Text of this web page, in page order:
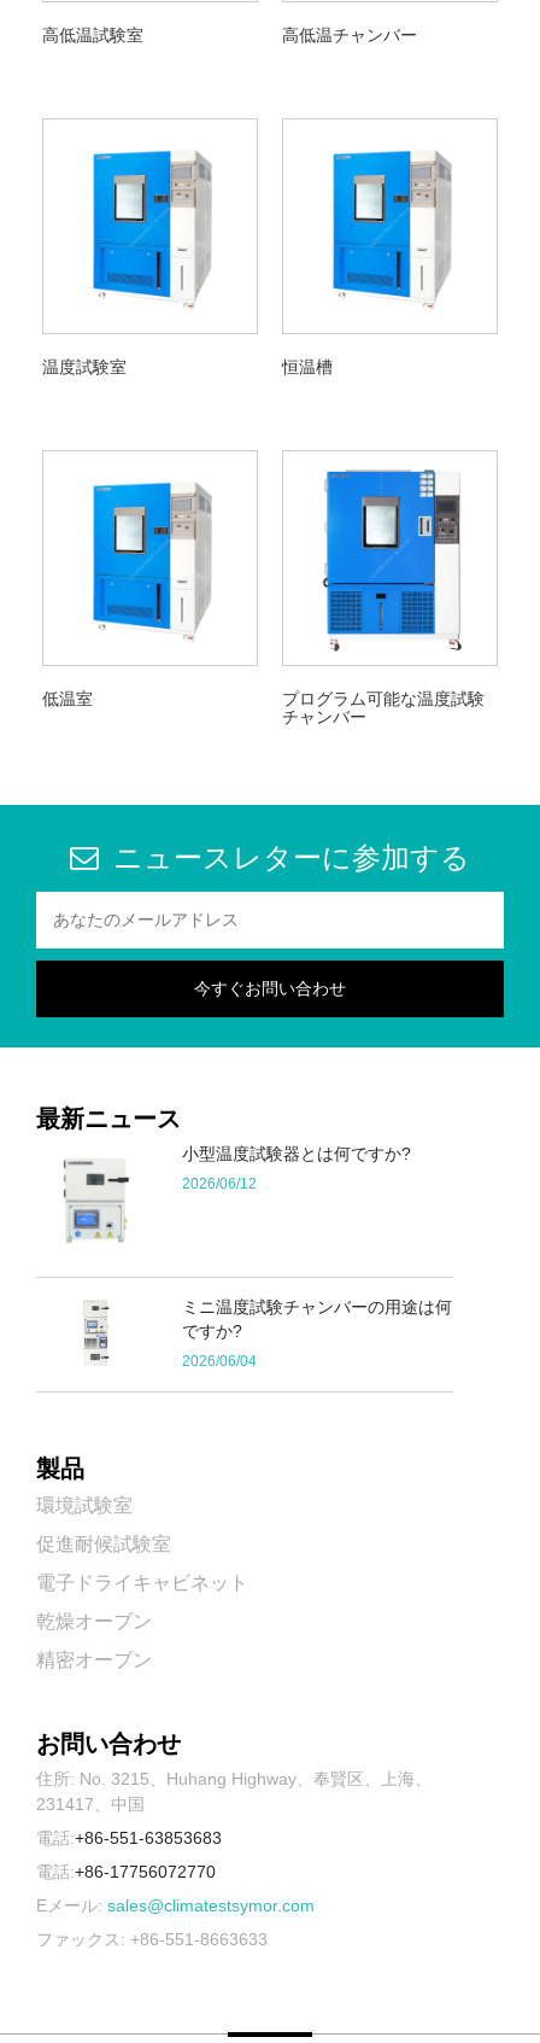
高低温試験室 高低温チャンバー
温度試験室 恒温槽
低温室
プログラム可能な温度試験
チャンバー
ニュースレターに参加する
最新ニュース
小型温度試験器とは何ですか?
2026/06/12
ミニ温度試験チャンバーの用途は何
ですか?
2026/06/04
製品
環境試験室
促進耐候試験室
電子ドライキャビネット
乾燥オーブン
精密オーブン
お問い合わせ
住所: No. 3215、Huhang Highway、奉賢区、上海、
231417、中国
電話:+86-551-63853683
電話:+86-17756072770
Eメール: sales@climatestsymor.com
ファックス: +86-551-8663633